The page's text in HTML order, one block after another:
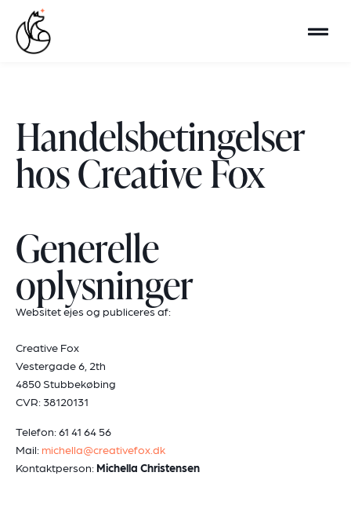
Handelsbetingelser
hos Creative Fox
Generelle
oplysninger
Websitet ejes og publiceres af:
Creative Fox
Vestergade 6, 2th
4850 Stubbekøbing
CVR: 38120131
Telefon: 61 41 64 56
Mail: michella@creativefox.dk
Kontaktperson: Michella Christensen